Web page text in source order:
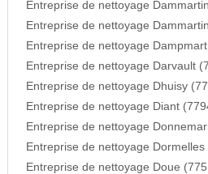
Entreprise de nettoyage
Entreprise de nettoyage
Entreprise de nettoyage
Entreprise de nettoyage Darvault
Entreprise de nettoyage Dhuisy
Entreprise de nettoyage Diant
Entreprise de nettoyage
Entreprise de nettoyage Dormelles
Entreprise de nettoyage Doue